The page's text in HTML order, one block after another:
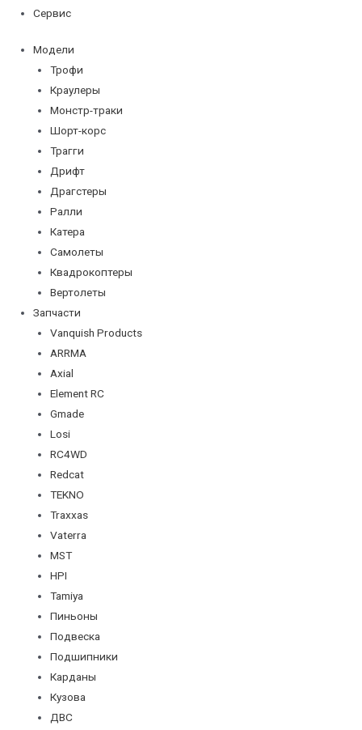
Сервис
Модели
Трофи
Краулеры
Монстр-траки
Шорт-корс
Трагги
Дрифт
Драгстеры
Ралли
Катера
Самолеты
Квадрокоптеры
Вертолеты
Запчасти
Vanquish Products
ARRMA
Axial
Element RC
Gmade
Losi
RC4WD
Redcat
TEKNO
Traxxas
Vaterra
MST
HPI
Tamiya
Пиньоны
Подвеска
Подшипники
Карданы
Кузова
ДВС